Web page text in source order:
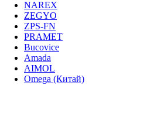
NAREX
ZEGYO
ZPS-FN
PRAMET
Bucovice
Amada
AIMOL
Omega (Китай)